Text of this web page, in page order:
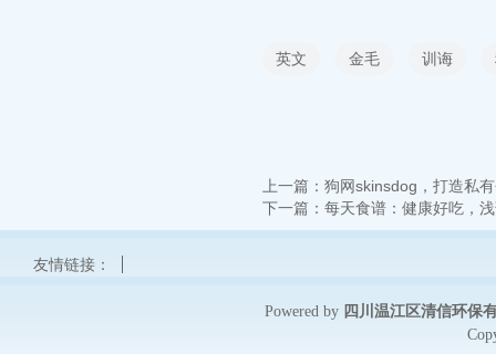
英文 金毛 训诲
上一篇： 狗网skinsdog，打造私
下一篇： 每天食谱：健康好吃，
友情链接：
Powered by 四川温江区清信环保